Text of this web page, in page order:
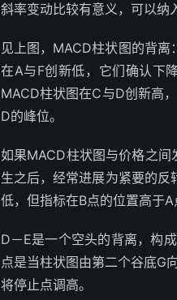
斜率变动比较有意义，可以纳
见上图，MACD柱状图的背
在A与F创新低，它们确认下
MACD柱状图在C与D创新高
D的峰位。
如果MACD柱状图与价格之
生之后，经常进展为紧要的
低，但指标在B点的位置高于
D－E是一个空头的背离，构
点是当柱状图由第二个谷底G
将停止点调高。